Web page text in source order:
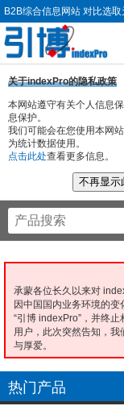
B2B综合信息网站 对比选
关于indexPro的隐私政策
本网站遵守有关个人信息
息保护。
我们可能会在您使用本网
为统计数据使用。
点击此处查看更多信息。
承蒙各位长久以来对
因中国国内业务环境的
“引博 indexPro”，并终
用户，此次突然告知，
与厚爱。
热门产品